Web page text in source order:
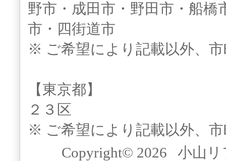
野市・成田市・野田市・船橋
市・四街道市
※ ご希望により記載以外、
【東京都】
２３区
※ ご希望により記載以外、
Copyright© 2026 小山